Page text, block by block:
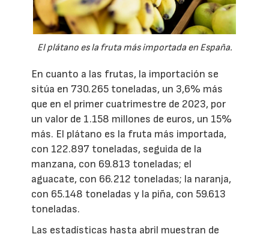
El plátano es la fruta más importada en España.
En cuanto a las frutas, la importación se
sitúa en 730.265 toneladas, un 3,6% más
que en el primer cuatrimestre de 2023, por
un valor de 1.158 millones de euros, un 15%
más. El plátano es la fruta más importada,
con 122.897 toneladas, seguida de la
manzana, con 69.813 toneladas; el
aguacate, con 66.212 toneladas; la naranja,
con 65.148 toneladas y la piña, con 59.613
toneladas.
Las estadísticas hasta abril muestran de